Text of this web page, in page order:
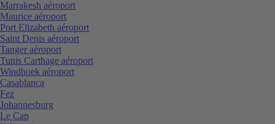
Marrakesh aéroport
Maurice aéroport
Port Elizabeth aéroport
Saint Denis aéroport
Tanger aéroport
Tunis Carthage aéroport
Windhoek aéroport
Casablanca
Fez
Johannesburg
Le Cap